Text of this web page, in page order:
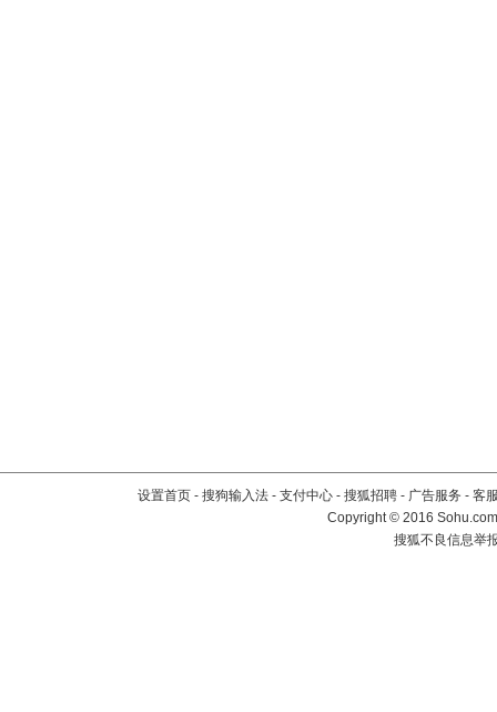
设置首页 - 搜狗输入法 - 支付中心 - 搜狐招聘 - 广告服务 - 客
Copyright©2016
搜狐不良信息举